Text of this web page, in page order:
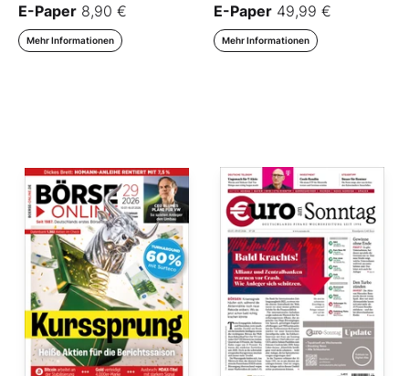
E-Paper 8,90 €
Mehr Informationen
E-Paper 49,99 €
Mehr Informationen